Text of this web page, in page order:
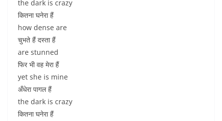
the dark is crazy
कितना घनेरा हैं
how dense are
चुभते हैं दस्ता हैं
are stunned
फिर भी वह मेरा हैं
yet she is mine
अँधेरा पागल हैं
the dark is crazy
कितना घनेरा हैं